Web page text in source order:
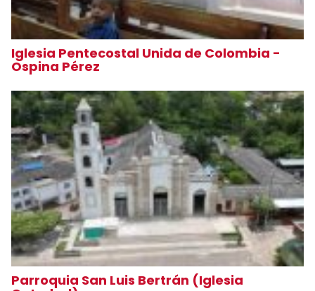
Iglesia Pentecostal Unida de Colombia -
Ospina Pérez
Parroquia San Luis Bertrán (Iglesia